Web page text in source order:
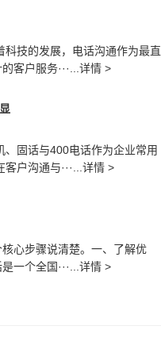
技的发展，电话沟通作为最直
客户服务···...详情 >
固话与400电话作为企业常用
户沟通与···...详情 >
心步骤说清楚。一、了解优
一个全国···...详情 >